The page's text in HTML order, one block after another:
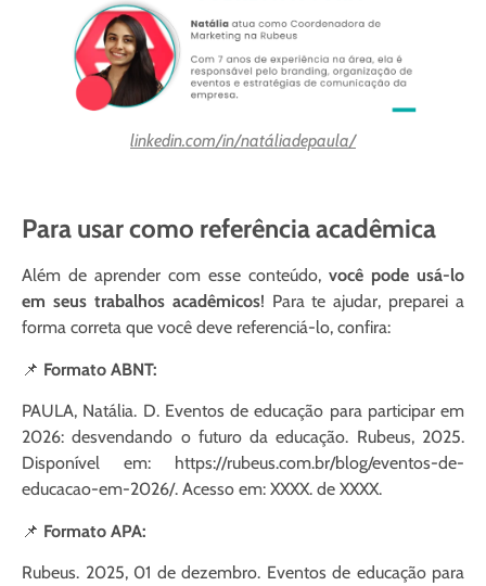
linkedin.com/in/natáliadepaula/
Para usar como referência acadêmica
Além de aprender com esse conteúdo, você pode usá-lo
em seus trabalhos acadêmicos! Para te ajudar, preparei a
forma correta que você deve referenciá-lo, confira:
📌 Formato ABNT:
PAULA, Natália. D. Eventos de educação para participar em
2026: desvendando o futuro da educação. Rubeus, 2025.
Disponível em: https://rubeus.com.br/blog/eventos-de-
educacao-em-2026/. Acesso em: XXXX. de XXXX.
📌 Formato APA:
Rubeus. 2025, 01 de dezembro. Eventos de educação para